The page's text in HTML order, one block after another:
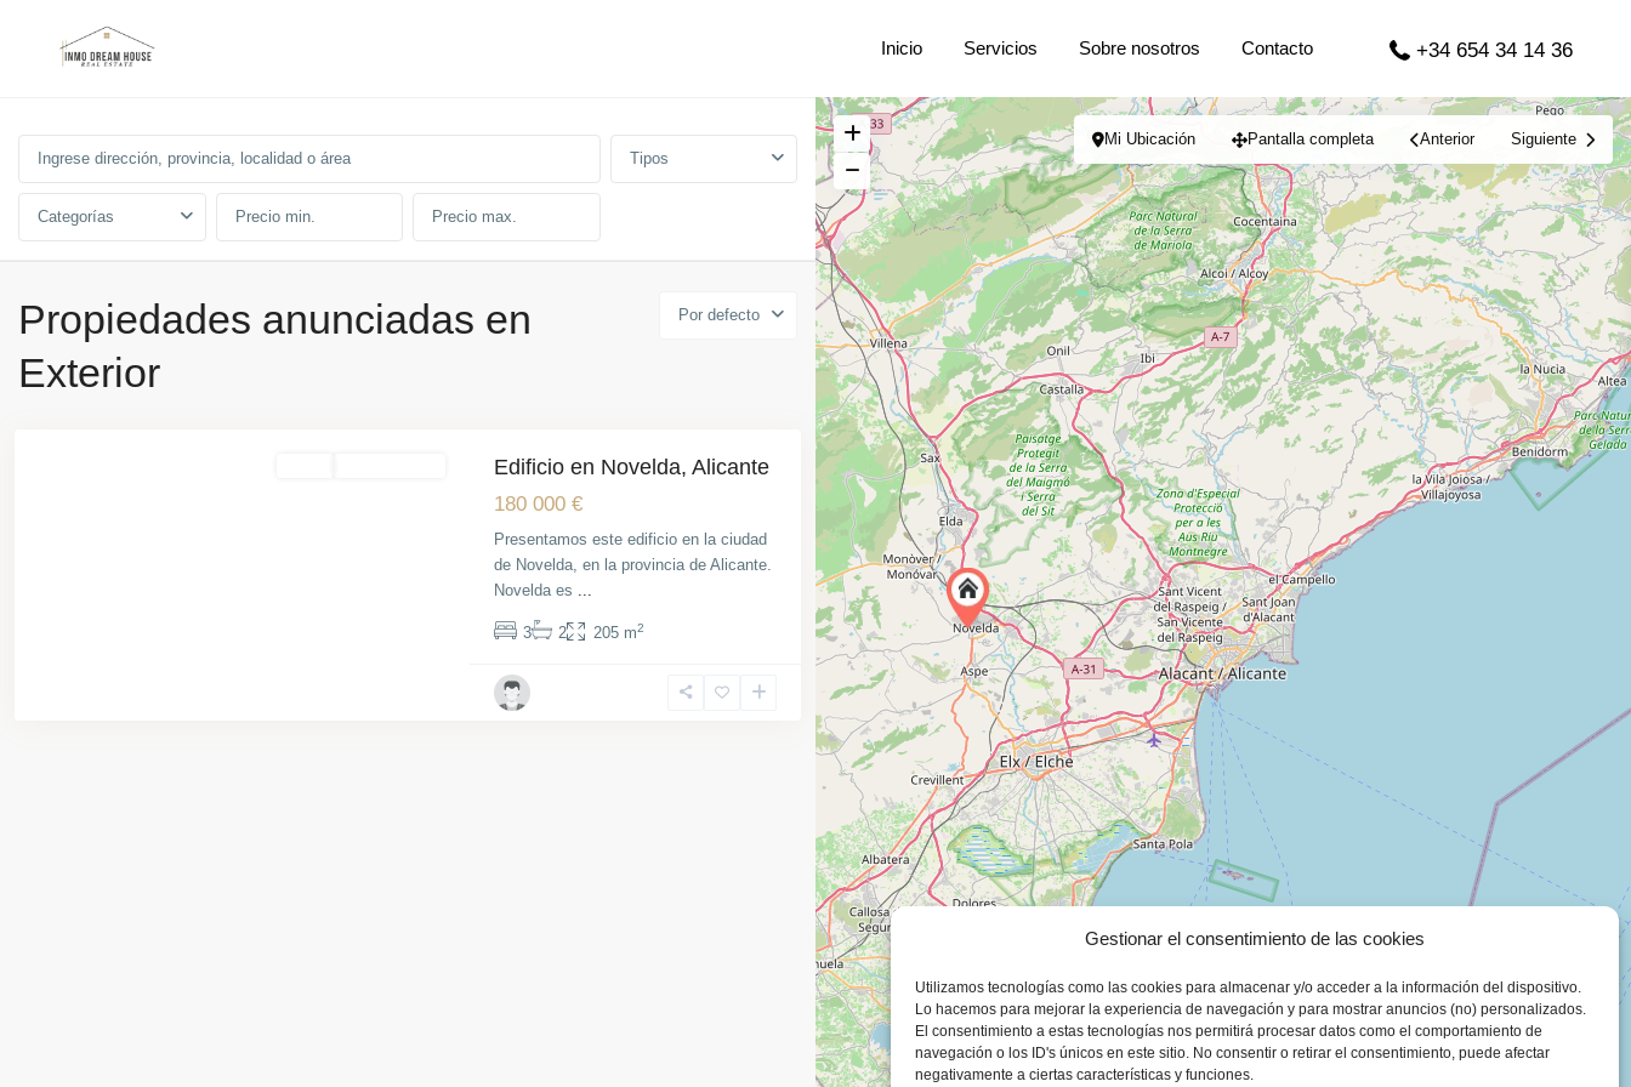
Gestionar el consentimiento de las cookies
Utilizamos tecnologías como las cookies para almacenar y/o acceder a la información del dispositivo.
Lo hacemos para mejorar la experiencia de navegación y para mostrar anuncios (no) personalizados.
El consentimiento a estas tecnologías nos permitirá procesar datos como el comportamiento de
navegación o los ID's únicos en este sitio. No consentir o retirar el consentimiento, puede afectar
negativamente a ciertas características y funciones.
Inicio Servicios Sobre nosotros Contacto +34 654 34 14 36
Mi Ubicación Pantalla completa Anterior
Siguiente
Tipos
Categorías
Por defecto
Propiedades anunciadas en
Exterior
Edificio en Novelda, Alicante
180 000 €
Presentamos este edificio en la ciudad
de Novelda, en la provincia de Alicante.
Novelda es ...
3 2 205 m2